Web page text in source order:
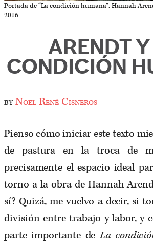
Portada de “La condición humana”, Hannah
2016
ARENDT
CONDICIÓN
byNoel René Cisneros
Pienso cómo iniciar este texto
de pastura en la troca de
precisamente el espacio ideal
torno a la obra de Hannah
sí? Quizá, me vuelvo a decir, si
división entre trabajo y labor, y
parte importante deLa